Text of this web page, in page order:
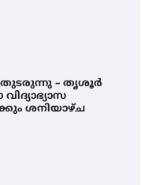
തുടരുന്നു – തൃശൂർ
വിദ്യാഭ്യാസ
ശനിയാഴ്ച